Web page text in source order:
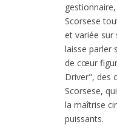
Scorsese
et variée sur
laisse parler
de cœur
Driver", des
Scorsese,
la maîtrise
puissants.